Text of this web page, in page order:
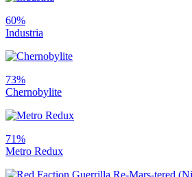
60%
Industria
73%
Chernobylite
71%
Metro Redux